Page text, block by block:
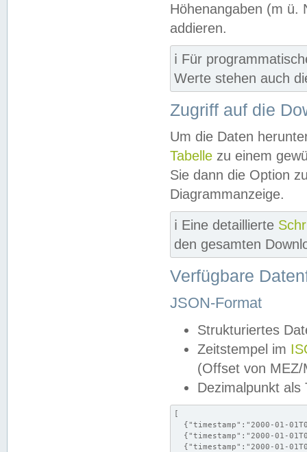
Höhenangaben (m ü.
addieren.
ℹ️ Für
Werte stehen auch
Zugriff auf die
Um die Daten
Tabelle zu einem
Sie dann die Option
Diagrammanzeige.
ℹ️ Eine detaillierte
den gesamten
Verfügbare
JSON-Format
Strukturiertes
Zeitstempel im
(Offset von MEZ/
Dezimalpunkt als
[
{"timestamp":"2000-01-
{"timestamp":"2000-01-
{"timestamp":"2000-01-